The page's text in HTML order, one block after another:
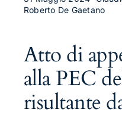
Roberto De Gaetano
Atto di
alla PEC
risultante